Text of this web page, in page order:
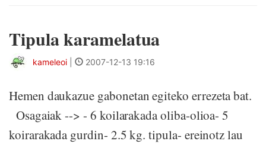
Tipula karamelatua
kameleoi 2007-12-13 19:16
Hemen daukazue gabonetan egiteko errezeta bat.
Osagaiak --> - 6 koilarakada oliba-olioa- 5
koirarakada gurdin- 2.5 kg. tipula- ereinotz lau